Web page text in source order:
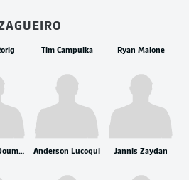
Tim Campulka Ryan Malone
Fousseny Doumbia Anderson Lucoqui Jannis Zaydan